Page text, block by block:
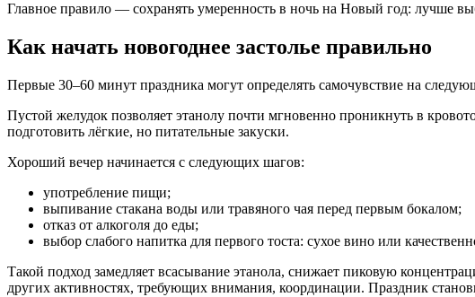
Главное правило — сохранять умеренность в ночь на Новый год: лучше
Как начать новогоднее застолье правильно
Первые 30–60 минут праздника могут определять самочувствие на
Пустой желудок позволяет этанолу почти мгновенно проникнуть в
подготовить лёгкие, но питательные закуски.
Хороший вечер начинается с следующих шагов:
употребление пищи;
выпивание стакана воды или травяного чая перед первым бокалом;
отказ от алкоголя до еды;
выбор слабого напитка для первого тоста: сухое вино или
Такой подход замедляет всасывание этанола, снижает пиковую
других активностях, требующих внимания, координации. Праздник